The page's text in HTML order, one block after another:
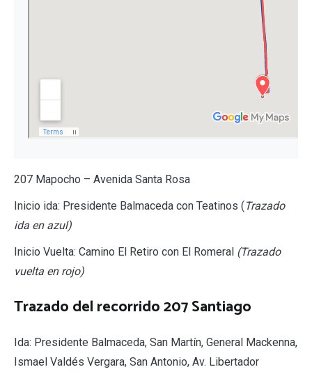
207 Mapocho – Avenida Santa Rosa
Inicio ida: Presidente Balmaceda con Teatinos (Trazado
ida en azul)
Inicio Vuelta: Camino El Retiro con El Romeral (Trazado
vuelta en rojo)
Trazado del recorrido 207 Santiago
Ida: Presidente Balmaceda, San Martín, General Mackenna,
Ismael Valdés Vergara, San Antonio, Av. Libertador